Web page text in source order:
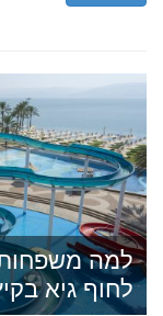
למה משפחות
לחוף גיא